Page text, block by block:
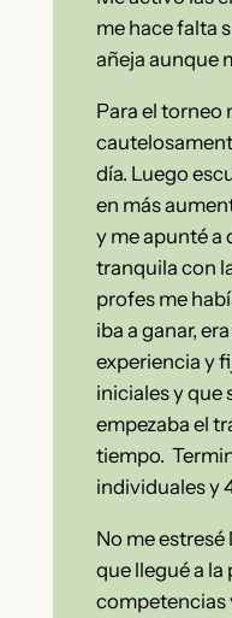
me hace falta
añeja aunque
Para el torneo
día. Luego
en más
y me apunté a
tranquila con
profes me
iba a ganar,
experiencia y
iniciales y que
empezaba el
tiempo.
individuales y
No me estresé
que llegué a
competencias